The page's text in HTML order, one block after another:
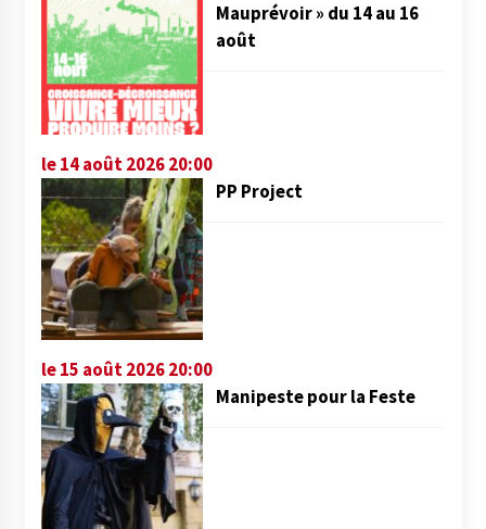
Mauprévoir » du 14 au 16
août
le 14 août 2026 20:00
PP Project
le 15 août 2026 20:00
Manipeste pour la Feste